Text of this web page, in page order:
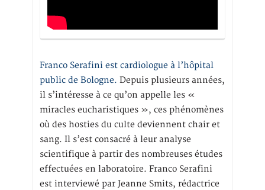
Franco Serafini est cardiologue à l’hôpital
public de Bologne. Depuis plusieurs années,
il s’intéresse à ce qu’on appelle les «
miracles eucharistiques », ces phénomènes
où des hosties du culte deviennent chair et
sang. Il s’est consacré à leur analyse
scientifique à partir des nombreuses études
effectuées en laboratoire. Franco Serafini
est interviewé par Jeanne Smits, rédactrice